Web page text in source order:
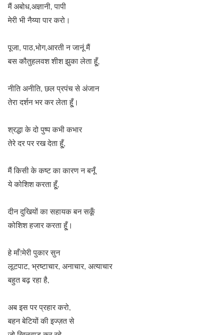
मैं अबोध,अज्ञानी, पापी
मेरी भी नैय्या पार करो।
पूजा, पाठ,भोग,आरती न जानूं मैं
बस कौतुहलवश शीश झुका लेता हू्ँ,
नीति अनीति, छल प्रपंच से अंजान
तेरा दर्शन भर कर लेता हू्ँ।
श्रद्धा के दो पुष्प कभी कभार
तेरे दर पर रख देता हू्ँ,
मैं किसी के कष्ट का कारण न बनूँ
ये कोशिश करता हू्ँ,
दीन दुखियों का सहायक बन सकूँ
कोशिश हजार करता हू्ँ।
हे माँ!मेरी पुकार सुन
लूटपाट, भ्रष्टाचार, अनाचार, अत्याचार
बहुत बढ़ रहा है,
अब इस पर प्रहार करो,
बहन बेटियों की इज्ज़त से